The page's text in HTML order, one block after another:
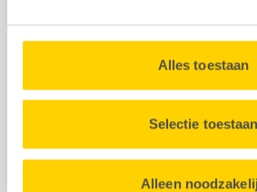
U kunt uw toestemming op elk
onderaan onze
Alles toestaan
Selectie toestaan
Alleen
Wat is het Openingsbod